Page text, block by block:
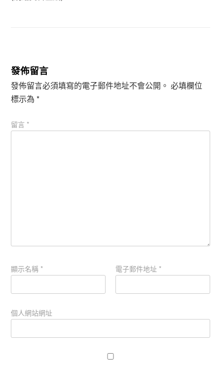
發佈留言
發佈留言必須填寫的電子郵件地址不會公開。 必填欄位
標示為*
留言*
顯示名稱* 電子郵件地址*
個人網站網址